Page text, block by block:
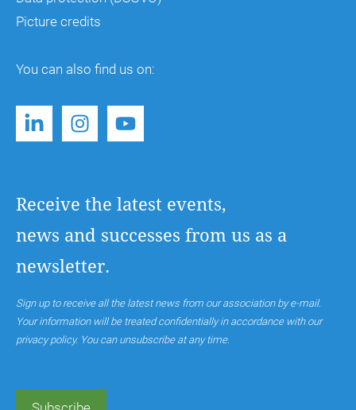
Picture credits
You can also find us on:
Receive the latest events,
news and successes from us as a
newsletter.
Sign up to receive all the latest news from our association by e-mail.
Your information will be treated confidentially in accordance with our
privacy policy. You can unsubscribe at any time.